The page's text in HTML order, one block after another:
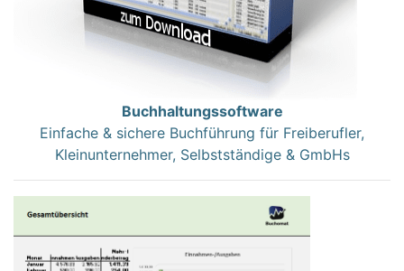
Buchhaltungssoftware
Einfache & sichere Buchführung für Freiberufler,
Kleinunternehmer, Selbstständige & GmbHs